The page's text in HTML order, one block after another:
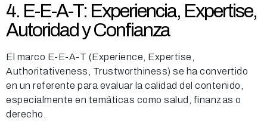
4. E-E-A-T: Experiencia, Expertise,
Autoridad y Confianza
El marco E-E-A-T (Experience, Expertise,
Authoritativeness, Trustworthiness) se ha convertido
en un referente para evaluar la calidad del contenido,
especialmente en temáticas como salud, finanzas o
derecho.